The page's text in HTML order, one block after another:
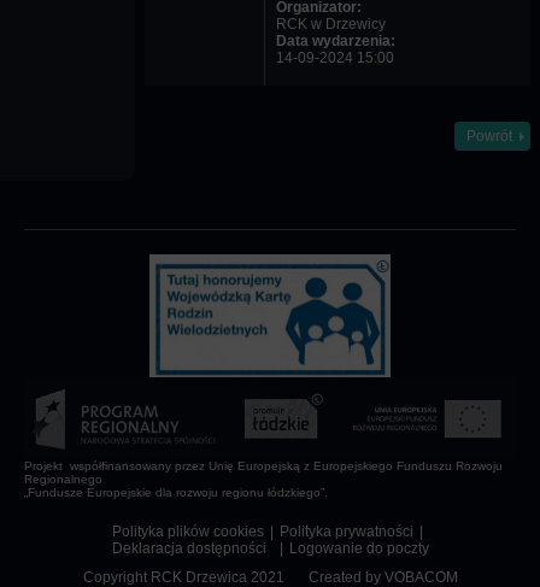
Organizator:
RCK w Drzewicy
Data wydarzenia:
14-09-2024 15:00
Powrót
Projekt współfinansowany przez Unię Europejską z Europejskiego Funduszu Rozwoju
Regionalnego
„Fundusze Europejskie dla rozwoju regionu łódzkiego”.
Copyright RCK Drzewica 2021
Polityka plików cookies
Polityka prywatności
Deklaracja dostępności
Logowanie do poczty
Created by VOBACOM